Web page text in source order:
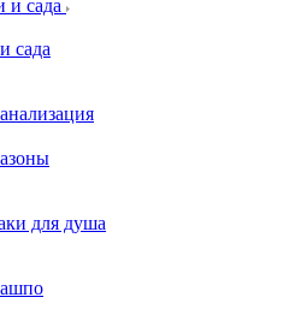
и сада
сада
для душа